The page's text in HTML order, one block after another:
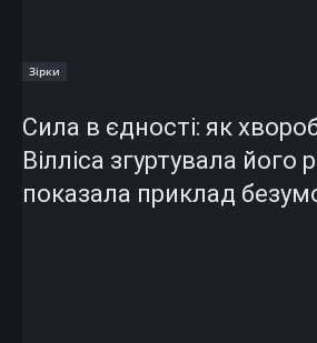
Зірки
Сила в єдності: як
Вілліса згуртувала його
показала приклад